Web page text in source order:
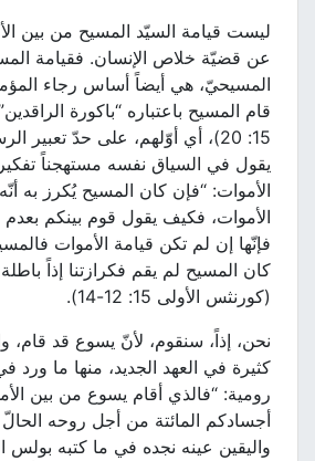
ليست قيامة السيّد المسيح من بين
عن قضيّة خلاص الإنسان. فقيامة
المسيحيّ، هي أيضاً أساس رجاء
قام المسيح باعتباره “باكورة
15: 20)، أي أوّلهم، على حدّ تعبير
يقول في السياق نفسه مستهجناً تفكير
الأموات: “فإن كان المسيح يُكرز به
الأموات، فكيف يقول قوم بينكم بعدم
فإنّها إن لم تكن قيامة الأموات
كان المسيح لم يقم فكرازتنا إذاً باطلة
(كورنثس الأولى 15: 12-14).
نحن، إذاً، سنقوم، لأنّ يسوع قد قام،
كثيرة في العهد الجديد، منها ما ورد
رومية: “فالذي أقام يسوع من بين
واليقين عينه نجده في ما كتبه بولس